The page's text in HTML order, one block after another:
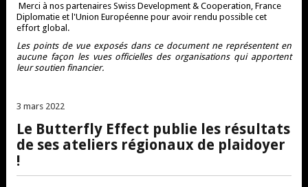
Merci à nos partenaires Swiss Development & Cooperation, France
Diplomatie et l'Union Européenne pour avoir rendu possible cet
effort global.
Les points de vue exposés dans ce document ne représentent en
aucune façon les vues officielles des organisations qui apportent
leur soutien financier.
3 mars 2022
Le Butterfly Effect publie les résultats
de ses ateliers régionaux de plaidoyer
!